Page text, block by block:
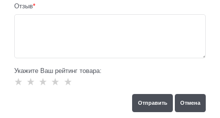
Отзыв
Укажите Ваш рейтинг товара: